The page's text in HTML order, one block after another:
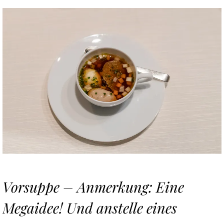
Vorsuppe – Anmerkung: Eine
Megaidee! Und anstelle eines